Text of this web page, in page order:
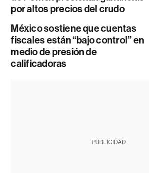
por altos precios del crudo
México sostiene que cuentas
fiscales están “bajo control” en
medio de presión de
calificadoras
PUBLICIDAD